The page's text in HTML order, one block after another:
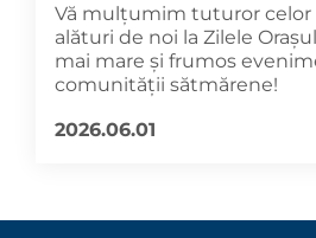
Vă mulțumim tuturor celor
alături de noi la Zilele
mai mare și frumos
comunității sătmărene!
2026.06.01